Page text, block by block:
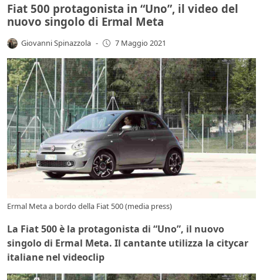
Fiat 500 protagonista in “Uno”, il video del
nuovo singolo di Ermal Meta
Giovanni Spinazzola - 7 Maggio 2021
Ermal Meta a bordo della Fiat 500 (media press)
La Fiat 500 è la protagonista di “Uno”, il nuovo
singolo di Ermal Meta. Il cantante utilizza la citycar
italiane nel videoclip